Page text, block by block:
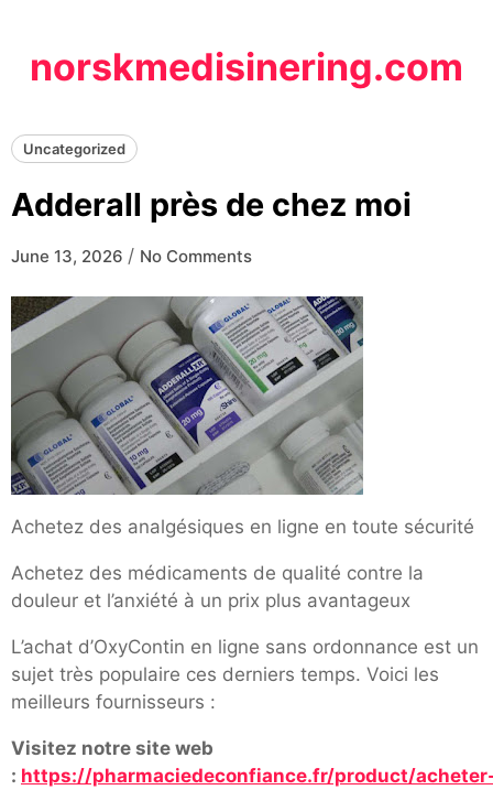
contentnorskmedisinering.com
Uncategorized
Adderall près de chez moi
June 13, 2026 / No Comments
Achetez des analgésiques en ligne en toute sécurité
Achetez des médicaments de qualité contre la
douleur et l’anxiété à un prix plus avantageux
L’achat d’OxyContin en ligne sans ordonnance est un
sujet très populaire ces derniers temps. Voici les
meilleurs fournisseurs :
Visitez notre site web
: https://pharmaciedeconfiance.fr/product/